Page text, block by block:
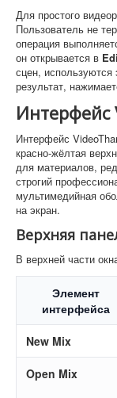
Для простого
Пользователь не
операция
он открывается в
сцен,
результат,
Интерфейс
Интерфейс
красно-жёлтая
для материалов,
строгий
мультимедийная
на экран.
Верхняя
В верхней части
Элемент
интерфейса
New Mix
Open Mix